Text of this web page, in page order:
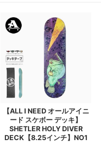
【ALL I NEED オールアイニ
ード スケボー デッキ】
SHETLER HOLY DIVER
DECK【8.25インチ】NO1